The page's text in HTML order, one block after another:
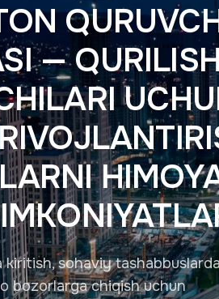
—
kiritish, sohaviy
bozorlarga chiqish uchun